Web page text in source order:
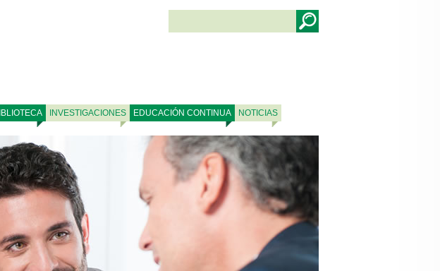
INVESTIGACIONES EDUCACIÓN CONTINUA NOTICIAS